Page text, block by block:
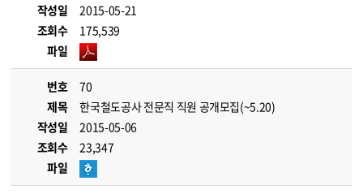
작성일
2015-05-21
조회수
175,539
파일
번호
70
제목
한국철도공사 전문직 직원 공개모집(~5.20)
작성일
2015-05-06
조회수
23,347
파일